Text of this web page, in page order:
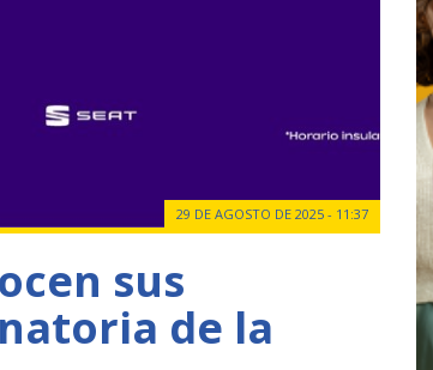
29 DE AGOSTO DE 2025 - 11:37
sus
de la